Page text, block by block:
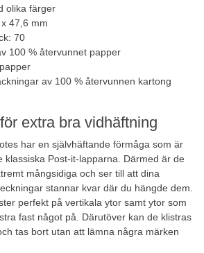
olika färger
47,6 mm
70
100 % återvunnet papper
av 100 % återvunnen kartong
extra bra vidhäftning
har en självhäftande förmåga som är
klassiska Post-it-lapparna. Därmed är de
mångsidiga och ser till att dina
stannar kvar där du hängde dem.
perfekt på vertikala ytor samt ytor som
fast något på. Därutöver kan de klistras
tas bort utan att lämna några märken